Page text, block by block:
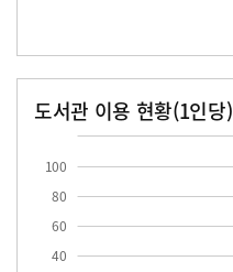
도서관 이용 현황(1인당)
40
60
80
100